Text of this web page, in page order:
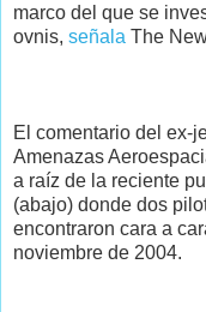
marco del que se
ovnis, señala The
El comentario del ex-
Amenazas
a raíz de la reciente
(abajo) donde dos
encontraron cara a
noviembre de 2004.